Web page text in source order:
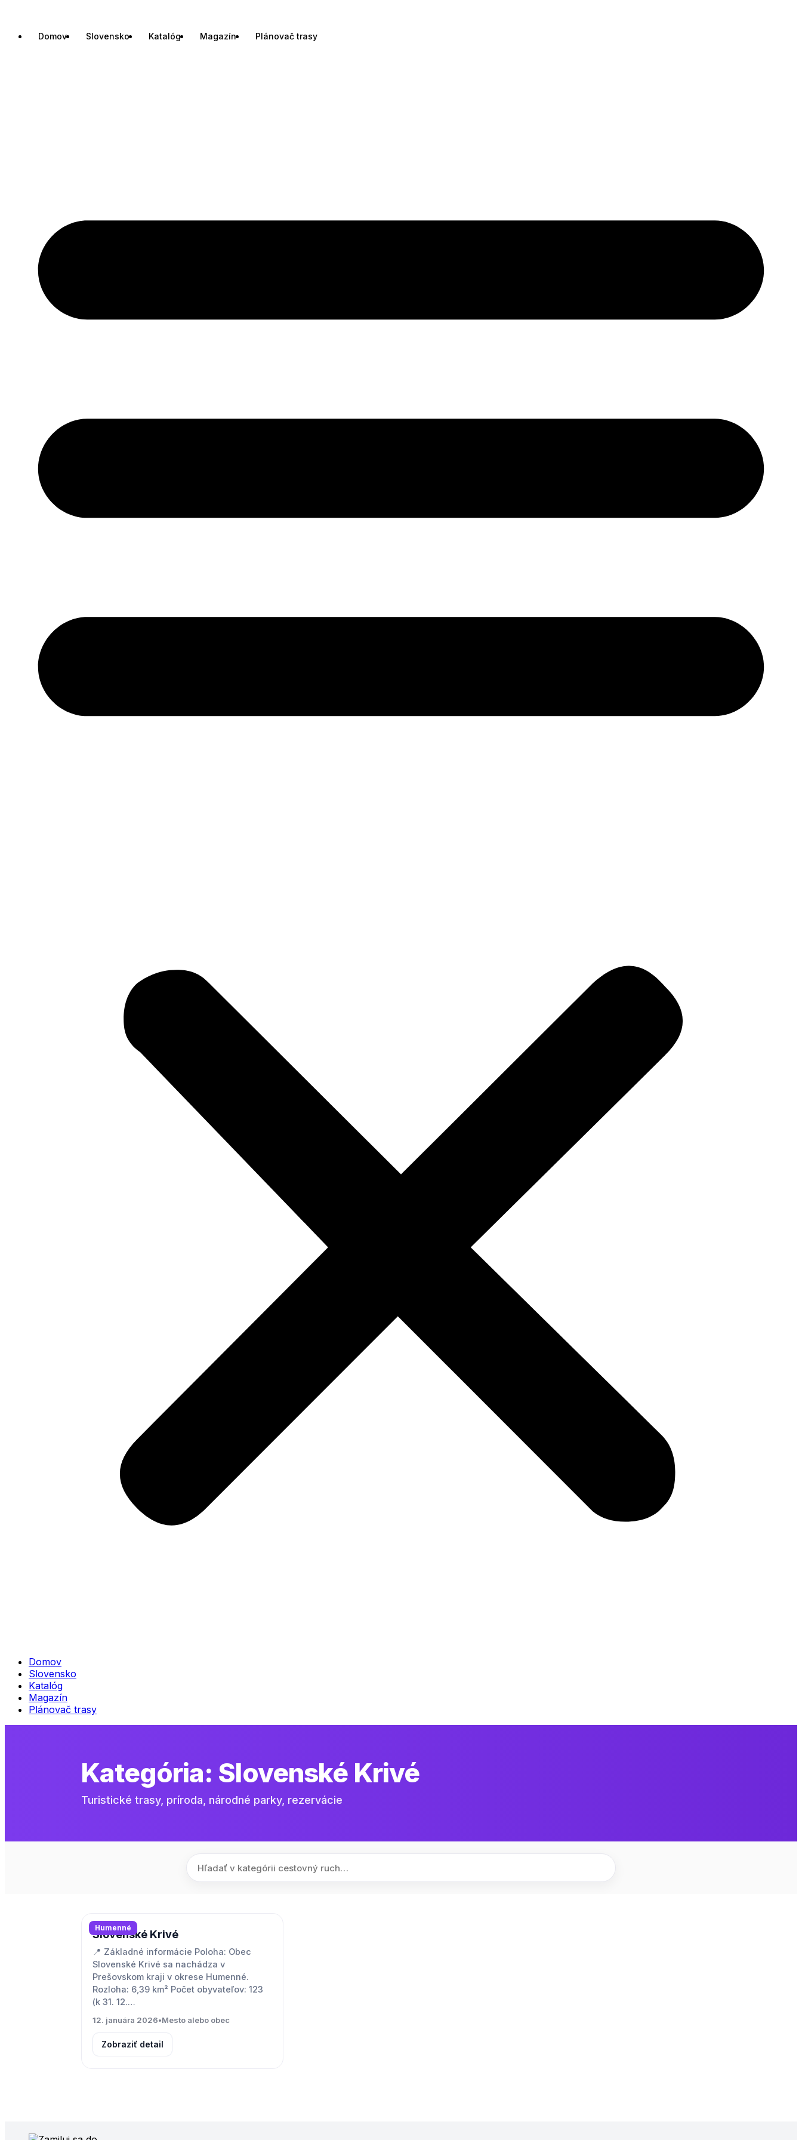
Domov Slovensko Katalóg Magazín Plánovač trasy
Domov
Slovensko
Katalóg
Magazín
Plánovač trasy
Kategória: Slovenské Krivé
Turistické trasy, príroda, národné parky, rezervácie
Humenné
Slovenské Krivé
📍 Základné informácie Poloha: Obec
Slovenské Krivé sa nachádza v
Prešovskom kraji v okrese Humenné.
Rozloha: 6,39 km² Počet obyvateľov: 123
(k 31. 12.…
12. januára 2026•Mesto alebo obec
Zobraziť detail